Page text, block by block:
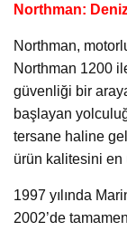
Northman:
Northman,
Northman 1200
güvenliği bir
başlayan
tersane haline
ürün kalitesini en
1997 yılında
2002’de